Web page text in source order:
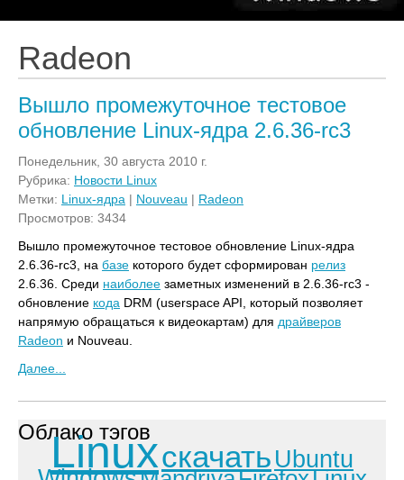
Radeon
Вышло промежуточное тестовое
обновление Linux-ядра 2.6.36-rc3
Понедельник, 30 августа 2010 г.
Рубрика: Новости Linux
Метки: Linux-ядра | Nouveau | Radeon
Просмотров: 3434
Вышло промежуточное тестовое обновление Linux-ядра
2.6.36-rc3, на базе которого будет сформирован релиз
2.6.36. Среди наиболее заметных изменений в 2.6.36-rc3 -
обновление кода DRM (userspace API, который позволяет
напрямую обращаться к видеокартам) для драйверов
Radeon и Nouveau.
Далее...
Облако тэгов
Linuxскачать Ubuntu